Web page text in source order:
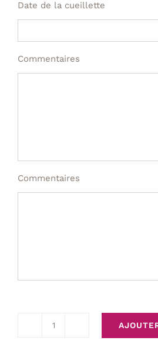
Date de la cueillette
Commentaires
Commentaires